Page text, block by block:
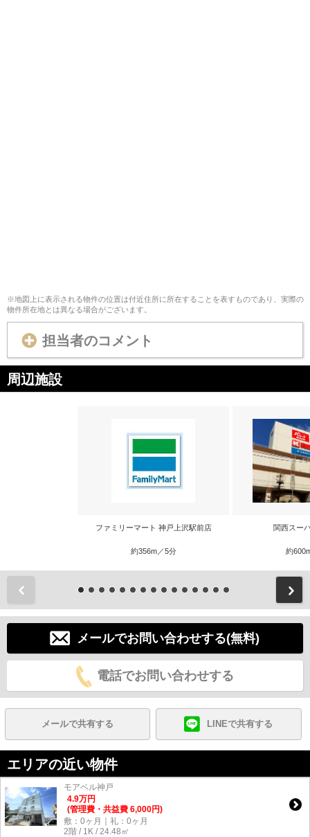
※地図上に表示される物件の位置は付近住所に所在することを表すものであり、実際の
物件所在地とは異なる場合がございます。
担当者のコメント
周辺施設
ファミリーマート 神戸上沢駅前店
約356m／5分
関西スー
約
メールでお問い合わせする(無料)
電話でお問い合わせする
メールで共有する LINEで共有する
エリアの近い物件
モアベル神戸
4.9万円
(管理費・共益費 6,000円)
敷：0ヶ月｜礼：0ヶ月
2階 / 1K / 24.48㎡